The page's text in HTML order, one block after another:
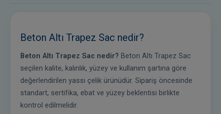
Beton Altı Trapez Sac nedir?
Beton Altı Trapez Sac nedir? Beton Altı Trapez Sac
seçilen kalite, kalınlık, yüzey ve kullanım şartına göre
değerlendirilen yassı çelik ürünüdür. Sipariş öncesinde
standart, sertifika, ebat ve yüzey beklentisi birlikte
kontrol edilmelidir.